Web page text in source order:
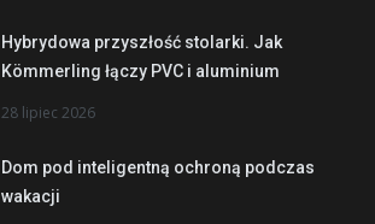
Hybrydowa przyszłość stolarki. Jak
Kömmerling łączy PVC i aluminium
28 lipiec 2026
Dom pod inteligentną ochroną podczas
wakacji